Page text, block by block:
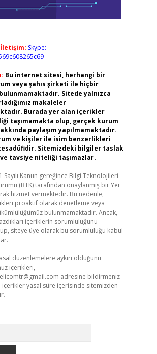
Skype:
Bu internet sitesi, herhangi bir
veya şahıs şirketi ile hiçbir
Sitede yalnızca
makaleler
Burada yer alan içerikler
taşımamakta olup, gerçek kurum
paylaşım yapılmamaktadır.
ve kişiler ile isim benzerlikleri
Sitemizdeki bilgiler taslak
tavsiye niteliği taşımazlar.
Sayılı Kanun gereğince Bilgi Teknolojileri
(BTK) tarafından onaylanmış bir Yer
hizmet vermektedir. Bu nedenle,
proaktif olarak denetleme veya
bulunmamaktadır. Ancak,
içeriklerin sorumluluğunu
siteye üye olarak bu sorumluluğu kabul
düzenlemelere aykırı olduğunu
içerikleri,
adresine bildirmeniz
içerikler yasal süre içerisinde sitemizden